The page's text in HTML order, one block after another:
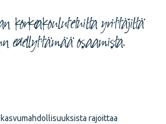
korkeakoulutetuilta yrittäjiltä
edellyttämää osaamista.
rajoittaa